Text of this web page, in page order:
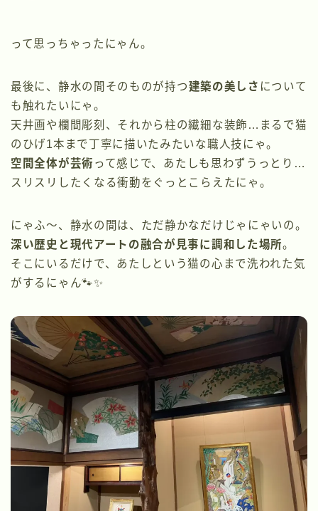
って思っちゃったにゃん。
最後に、静水の間そのものが持つ建築の美しさ について
も触れたいにゃ。
天井画や欄間彫刻、それから柱の繊細な装飾…まるで猫
のひげ1本まで丁寧に描いたみたいな職人技にゃ。
空間全体が芸術 って感じで、あたしも思わずうっとり…
スリスリしたくなる衝動をぐっとこらえたにゃ。
にゃふ〜、静水の間は、ただ静かなだけじゃにゃいの。
深い歴史と現代アートの融合が見事に調和した場所。
そこにいるだけで、あたしという猫の心まで洗われた気
がするにゃん🐾✨